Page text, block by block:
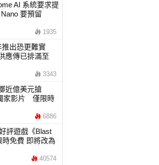
AI 系統要求提
要預留
1935
推出恐更難實
應傳已排滿至
3343
近億美元搶
家影片 僅限時
6886
評遊戲《Blast
時免費 即將改為
40574